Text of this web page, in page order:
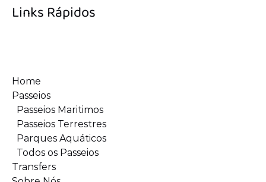
Links Rápidos
Home
Passeios
Passeios Maritimos
Passeios Terrestres
Parques Aquáticos
Todos os Passeios
Transfers